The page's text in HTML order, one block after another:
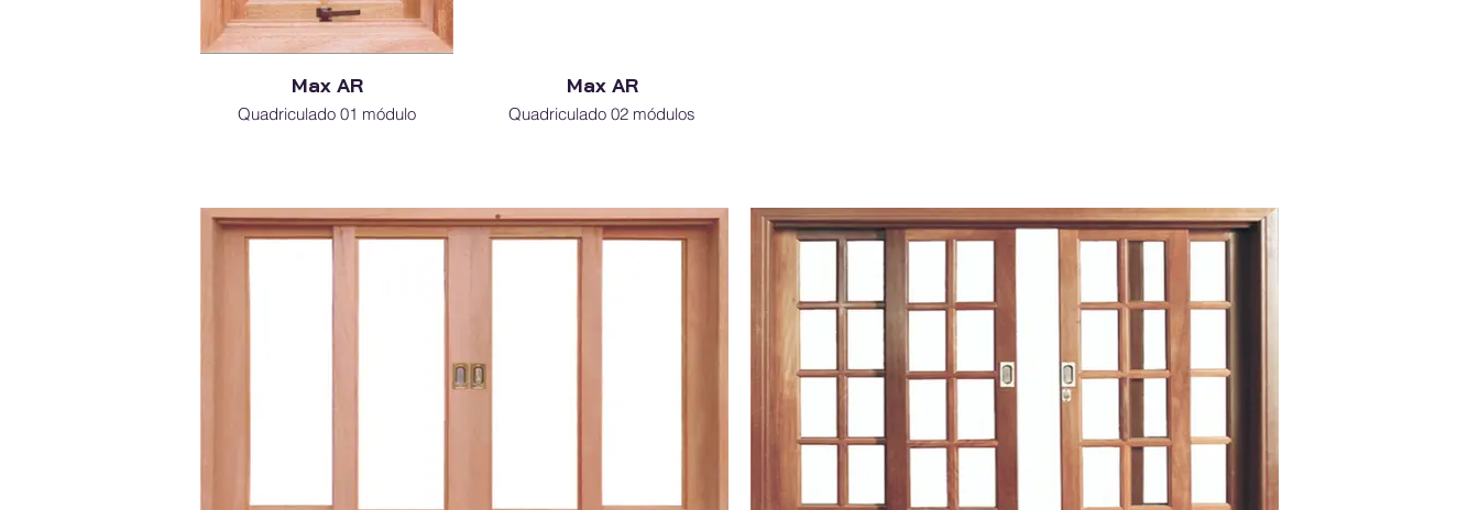
Max AR
Quadriculado 01 módulo
Max AR
Quadriculado 02 módulos